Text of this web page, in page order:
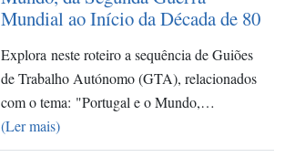
Mundial ao Início da Década de 80
Explora neste roteiro a sequência de Guiões
de Trabalho Autónomo (GTA), relacionados
com o tema: "Portugal e o Mundo,…
(Ler mais)